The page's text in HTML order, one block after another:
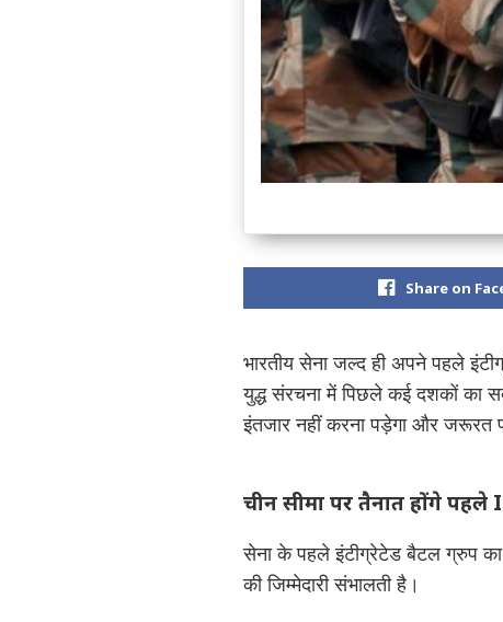
Share on
भारतीय सेना जल्द ही अपने पहले
युद्ध संरचना में पिछले कई दशकों का
इंतजार नहीं करना पड़ेगा और जरूरत
चीन सीमा पर तैनात होंगे पहले
सेना के पहले इंटीग्रेटेड बैटल ग्रुप का
की जिम्मेदारी संभालती है।